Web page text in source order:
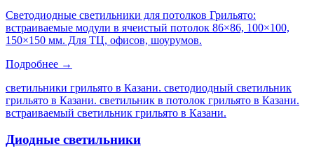
Светодиодные светильники для потолков Грильято:
встраиваемые модули в ячеистый потолок 86×86, 100×100,
150×150 мм. Для ТЦ, офисов, шоурумов.
Подробнее →
светильники грильято в Казани. светодиодный светильник
грильято в Казани. светильник в потолок грильято в Казани.
встраиваемый светильник грильято в Казани.
Диодные светильники